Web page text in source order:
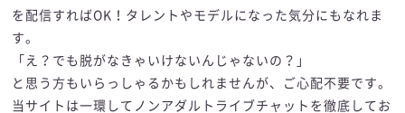
を配信すればOK！タレントやモデルになった気分にもなれま
す。
「え？でも脱がなきゃいけないんじゃないの？」
と思う方もいらっしゃるかもしれませんが、ご心配不要です。
当サイトは一環してノンアダルトライブチャットを徹底してお